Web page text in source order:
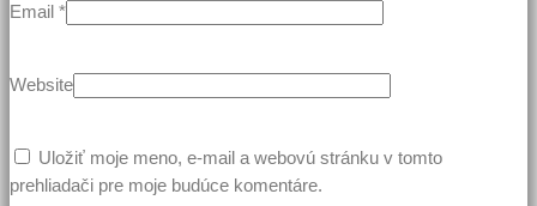
Email *
Website
Uložiť moje meno, e-mail a webovú stránku v tomto
prehliadači pre moje budúce komentáre.